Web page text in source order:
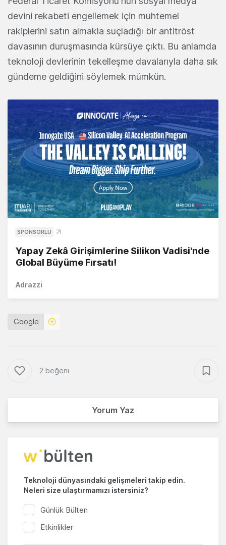
devini rekabeti engellemek için muhtemel
rakiplerini satın almakla suçladığı bir antitröst
davasının duruşmasında kürsüye çıktı. Bu anlamda
teknoloji devlerinin tekelleşme davalarıyla daha sık
gündeme geldiğini söylemek mümkün.
SPONSORLU
Yapay Zekâ Girişimlerine Silikon Vadisi'nde
Global Büyüme Fırsatı!
Adrazzi
Google
2 beğeni
Yorum Yaz
Teknoloji dünyasındaki gelişmeleri takip edin.
Neleri size ulaştırmamızı istersiniz?
Günlük Bülten
Etkinlikler